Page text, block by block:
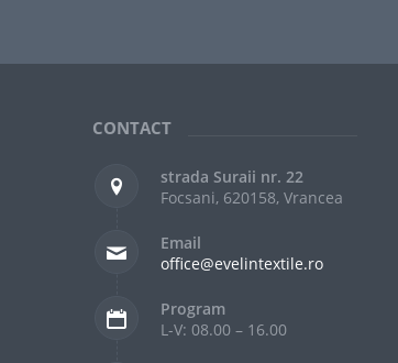
CONTACT
strada Suraii nr. 22
Focsani, 620158, Vrancea
Email
office@evelintextile.ro
Program
L-V: 08.00 – 16.00